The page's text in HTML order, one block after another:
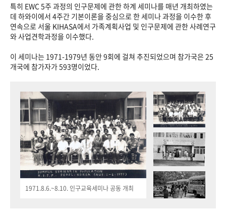
특히 EWC 5주 과정의 인구문제에 관한 하계 세미나를 매년 개최하였는
데 하와이에서 4주간 기본이론을 중심으로 한 세미나 과정을 이수한 후
연속으로 서울 KIHASA에서 가족계획사업 및 인구문제에 관한 사례연구
와 사업견학과정을 이수했다.
이 세미나는 1971-1979년 동안 9회에 걸쳐 추진되었으며 참가국은 25
개국에 참가자가 593명이었다.
1971.8.6.~8.10. 인구교육세미나 공동 개최